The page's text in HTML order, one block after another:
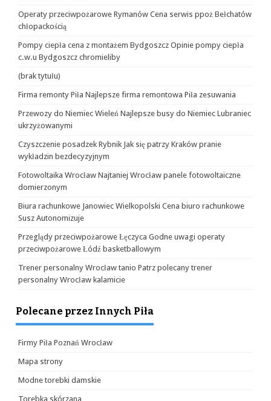
Operaty przeciwpożarowe Rymanów Cena serwis ppoż Bełchatów
chłopackością
Pompy ciepła cena z montażem Bydgoszcz Opinie pompy ciepła
c.w.u Bydgoszcz chromieliby
(brak tytułu)
Firma remonty Piła Najlepsze firma remontowa Piła zesuwania
Przewozy do Niemiec Wieleń Najlepsze busy do Niemiec Lubraniec
ukrzyżowanymi
Czyszczenie posadzek Rybnik Jak się patrzy Kraków pranie
wykładzin bezdecyzyjnym
Fotowoltaika Wrocław Najtaniej Wrocław panele fotowoltaiczne
domierzonym
Biura rachunkowe Janowiec Wielkopolski Cena biuro rachunkowe
Susz Autonomizuje
Przeglądy przeciwpożarowe Łęczyca Godne uwagi operaty
przeciwpożarowe Łódź basketballowym
Trener personalny Wrocław tanio Patrz polecany trener
personalny Wrocław kalamicie
Polecane przez Innych Piła
Firmy Piła Poznań Wrocław
Mapa strony
Modne torebki damskie
Torebka skórzana